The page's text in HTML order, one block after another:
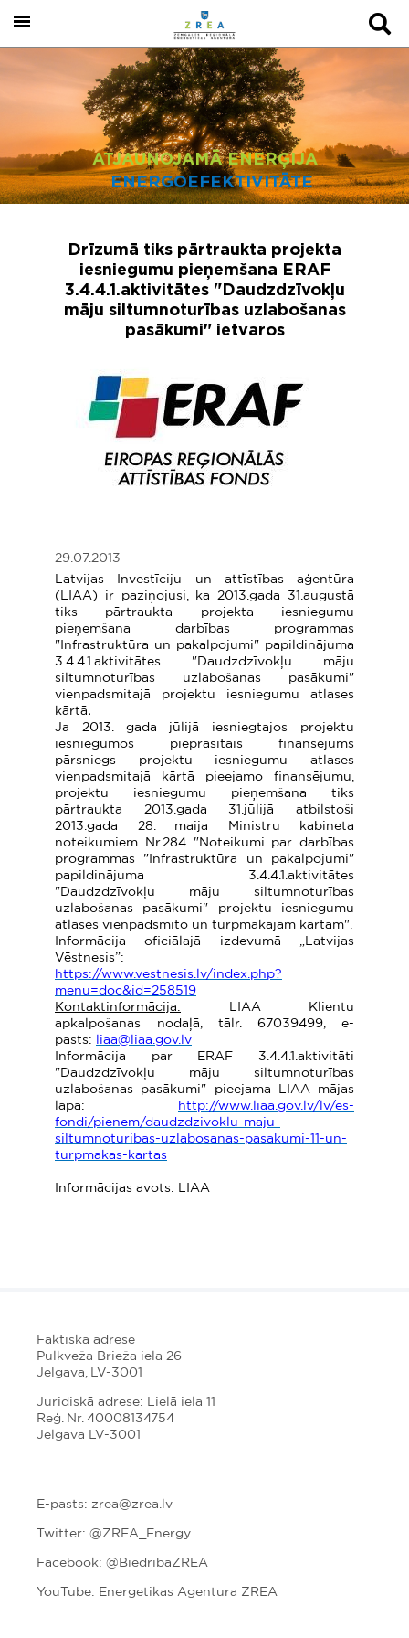
ATJAUNOJAMĀ ENERĢIJA
ENERGOEFEKTIVITĀTE
Drīzumā tiks pārtraukta projekta
iesniegumu pieņemšana ERAF
3.4.4.1.aktivitātes "Daudzdzīvokļu
māju siltumnoturības uzlabošanas
pasākumi" ietvaros
29.07.2013
Latvijas Investīciju un attīstības aģentūra
(LIAA) ir paziņojusi, ka 2013.gada 31.augustā
tiks pārtraukta projekta iesniegumu
pieņemšana darbības programmas
"Infrastruktūra un pakalpojumi" papildinājuma
3.4.4.1.aktivitātes "Daudzdzīvokļu māju
siltumnoturības uzlabošanas pasākumi"
vienpadsmitajā projektu iesniegumu atlases
kārtā.
Ja 2013. gada jūlijā iesniegtajos projektu
iesniegumos pieprasītais finansējums
pārsniegs projektu iesniegumu atlases
vienpadsmitajā kārtā pieejamo finansējumu,
projektu iesniegumu pieņemšana tiks
pārtraukta 2013.gada 31.jūlijā atbilstoši
2013.gada 28. maija Ministru kabineta
noteikumiem Nr.284 "Noteikumi par darbības
programmas "Infrastruktūra un pakalpojumi"
papildinājuma 3.4.4.1.aktivitātes
"Daudzdzīvokļu māju siltumnoturības
uzlabošanas pasākumi" projektu iesniegumu
atlases vienpadsmito un turpmākajām kārtām".
Informācija oficiālajā izdevumā „Latvijas
Vēstnesis”:
https://www.vestnesis.lv/index.php?
menu=doc&id=258519
Kontaktinformācija: LIAA Klientu
apkalpošanas nodaļā, tālr. 67039499, e-
pasts:
liaa@liaa.gov.lv
Informācija par ERAF 3.4.4.1.aktivitāti
"Daudzdzīvokļu māju siltumnoturības
uzlabošanas pasākumi" pieejama LIAA mājas
lapā:
http://www.liaa.gov.lv/lv/es-
fondi/pienem/daudzdzivoklu-maju-
siltumnoturibas-uzlabosanas-pasakumi-11-un-
turpmakas-kartas
Informācijas avots: LIAA
Faktiskā adrese
Pulkveža Brieža iela 26
Jelgava, LV-3001
Juridiskā adrese: Lielā iela 11
Reģ. Nr. 40008134754
Jelgava LV-3001
E-pasts: zrea@zrea.lv
Twitter: @ZREA_Energy
Facebook: @BiedribaZREA
YouTube: Energetikas Agentura ZREA